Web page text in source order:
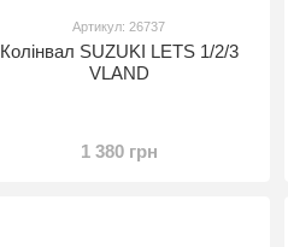
Артикул: 26737
Колінвал SUZUKI LETS 1/2/3
VLAND
1 380 грн